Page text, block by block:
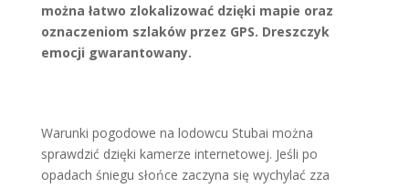
można łatwo zlokalizować dzięki mapie oraz
oznaczeniom szlaków przez GPS. Dreszczyk
emocji gwarantowany.
Warunki pogodowe na lodowcu Stubai można
sprawdzić dzięki kamerze internetowej. Jeśli po
opadach śniegu słońce zaczyna się wychylać zza